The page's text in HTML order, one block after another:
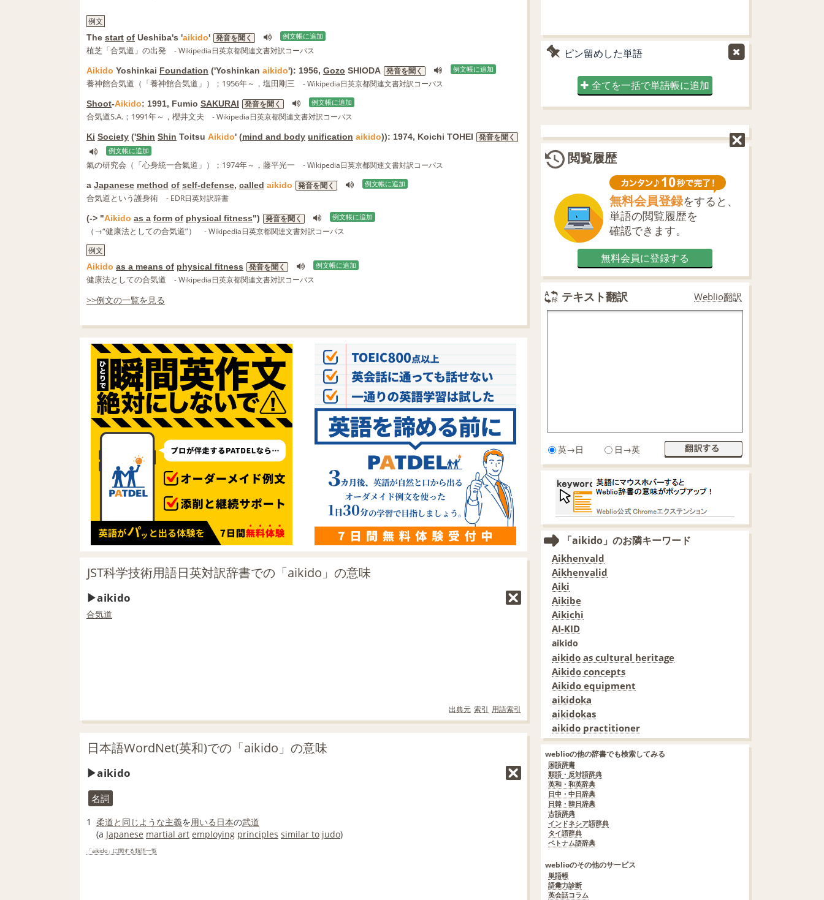
例文
The start of Ueshiba's 'aikido' 発音を聞く 例文帳に追加
植芝「合気道」の出発 - Wikipedia日英京都関連文書対訳コーパス
Aikido Yoshinkai Foundation ('Yoshinkan aikido'): 1956, Gozo SHIODA 発音を聞く 例文帳に追加
養神館合気道（「養神館合気道」）；1956年～，塩田剛三 - Wikipedia日英京都関連文書対訳コーパス
Shoot-Aikido: 1991, Fumio SAKURAI 発音を聞く 例文帳に追加
合気道S.A.；1991年～，櫻井文夫 - Wikipedia日英京都関連文書対訳コーパス
Ki Society ('Shin Shin Toitsu Aikido' (mind and body unification aikido)): 1974, Koichi TOHEI 発音を聞く
例文帳に追加
氣の研究会（「心身統一合氣道」）；1974年～，藤平光一 - Wikipedia日英京都関連文書対訳コーパス
a Japanese method of self-defense, called aikido 発音を聞く 例文帳に追加
合気道という護身術 - EDR日英対訳辞書
(-> "Aikido as a form of physical fitness") 発音を聞く 例文帳に追加
（→“健康法としての合気道”）
- Wikipedia日英京都関連文書対訳コーパス
例文
Aikido as a means of physical fitness 発音を聞く 例文帳に追加
健康法としての合気道 - Wikipedia日英京都関連文書対訳コーパス
>>例文の一覧を見る
JST科学技術用語日英対訳辞書での「aikido」の意味
aikido
合気道
出典元 索引 用語索引
日本語WordNet(英和)での「aikido」の意味
aikido
名詞
1 柔道と同じ ような主義を用いる 日本の武道
(a Japanese martial art employing principles similar to judo)
「aikido」に関する類語一覧
ピン留めした単語
全てを一括で単語帳に追加
閲覧履歴
無料会員登録をすると、
単語の閲覧履歴を
確認できます。
無料会員に登録する
テキスト翻訳 Weblio翻訳
英→日 日→英
「aikido」のお隣キーワード
Aikhenvald
Aikhenvalid
Aiki
Aikibe
Aikichi
AI-KID
aikido
aikido as cultural heritage
Aikido concepts
Aikido equipment
aikidoka
aikidokas
aikido practitioner
weblioの他の辞書でも検索してみる
国語辞書
類語・反対語辞典
英和・和英辞典
日中・中日辞典
日韓・韓日辞典
古語辞典
インドネシア語辞典
タイ語辞典
ベトナム語辞典
weblioのその他のサービス
単語帳
語彙力診断
英会話コラム